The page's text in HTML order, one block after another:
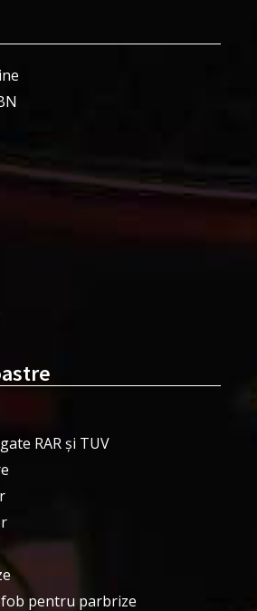
RAR și TUV
pentru parbrize